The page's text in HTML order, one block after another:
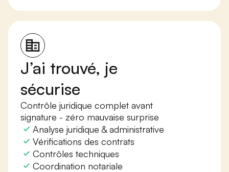
J’ai trouvé, je
sécurise
Contrôle juridique complet avant
signature - zéro mauvaise surprise
Analyse juridique & administrative
Vérifications des contrats
Contrôles techniques
Coordination notariale